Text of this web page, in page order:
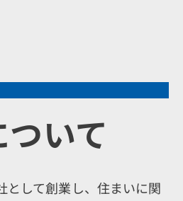
いて
として創業し、住まいに関